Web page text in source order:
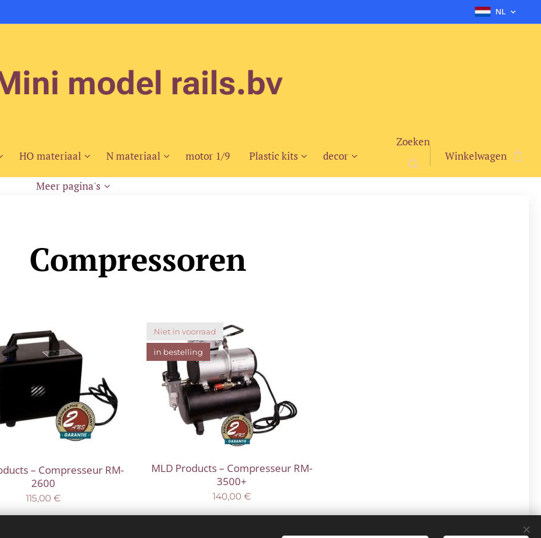
NL
model rails.bv
HO materiaal N materiaal motor 1/9 Plastic kits decor
Meer pagina's
Zoeken
Winkelwagen
Compressoren
– Compresseur RM-
2600
115,00 €
MLD Products – Compresseur RM-
3500+
Niet in voorraad
in bestelling
140,00€